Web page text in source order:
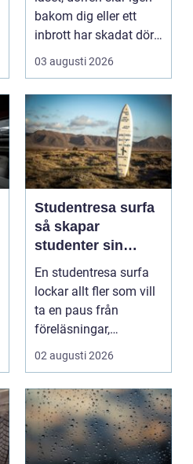
bakom dig eller ett
inbrott har skadat dörr
och karm,...
03 augusti 2026
Studentresa surfa
så skapar
studenter sin
ultimata paus från
plugget
En studentresa surfa
lockar allt fler som vill
ta en paus från
föreläsningar,
tentaplugg och sena
02 augusti 2026